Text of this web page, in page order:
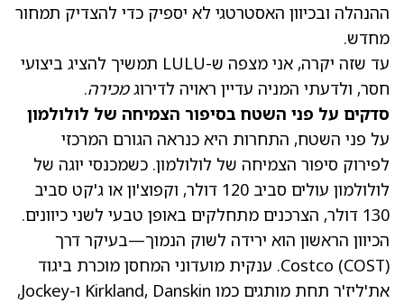
ההנהלה ובכיוון האסטרטגי לא יספיק כדי להצדיק תמחור
מחדש.
עד שזה יקרה, אני מצפה ש-LULU תמשיך להציג ביצועי
חסר, ולדעתי המניה עדיין ראויה לדירוגמכירה.
סדקים על פני השטח בסיפור הצמיחה של לולולמון
על פני השטח, התחרות היא כנראה הגורם המרכזי
לפירוק סיפור הצמיחה של לולולמון. כשמכנסי יוגה של
לולולמון עולים סביב 120 דולר, וקפוצ'ון או ג'קט סביב
130 דולר, הצרכנים מתחלקים באופן טבעי לשני כיוונים.
הכיוון הראשון הוא ירידה לשוק הנמוך—בעיקר דרך
Costco (COST)
. ענקית מועדוני המחסן מוכרת ביגוד
את'ליז'ר תחת מותגים כמו Kirkland, Danskin ו-Jockey,